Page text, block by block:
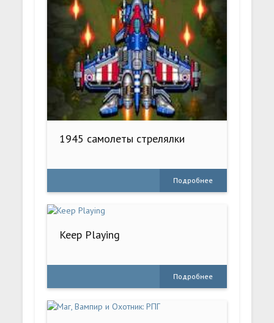
1945 самолеты стрелялки
Подробнее
Keep Playing
Подробнее